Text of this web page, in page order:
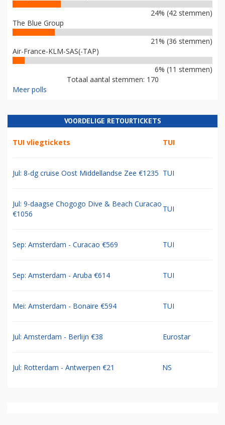
24% (42 stemmen)
The Blue Group
21% (36 stemmen)
Air-France-KLM-SAS(-TAP)
6% (11 stemmen)
Totaal aantal stemmen: 170
Meer polls
VOORDELIGE RETOURTICKETS
TUI vliegtickets TUI
Jul: 8-dg cruise Oost Middellandse Zee €1235 TUI
Jul: 9-daagse Chogogo Dive & Beach Curacao
€1056
TUI
Sep: Amsterdam - Curacao €569 TUI
Sep: Amsterdam - Aruba €614 TUI
Mei: Amsterdam - Bonaire €594 TUI
Jul: Amsterdam - Berlijn €38 Eurostar
Jul: Rotterdam - Antwerpen €21 NS